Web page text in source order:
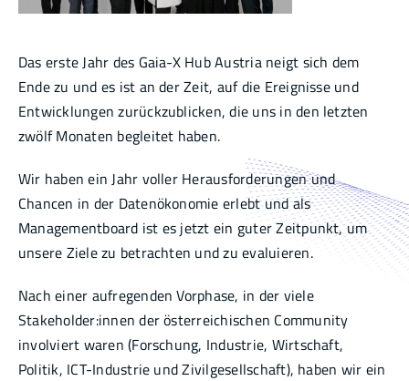
Infothek
Academy
Das erste Jahr des Gaia-X Hub Austria neigt sich dem
Ende zu und es ist an der Zeit, auf die Ereignisse und
Entwicklungen zurückzublicken, die uns in den letzten
zwölf Monaten begleitet haben.
Wir haben ein Jahr voller Herausforderungen und
Chancen in der Datenökonomie erlebt und als
Managementboard ist es jetzt ein guter Zeitpunkt, um
unsere Ziele zu betrachten und zu evaluieren.
Nach einer aufregenden Vorphase, in der viele
Stakeholder:innen der österreichischen Community
involviert waren (Forschung, Industrie, Wirtschaft,
Politik, ICT-Industrie und Zivilgesellschaft), haben wir ein